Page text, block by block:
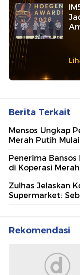
Berita Terkait
Mensos Ungkap
Merah Putih
Penerima
di Koperasi
Zulhas Jelaskan
Supermarket:
Rekomendasi